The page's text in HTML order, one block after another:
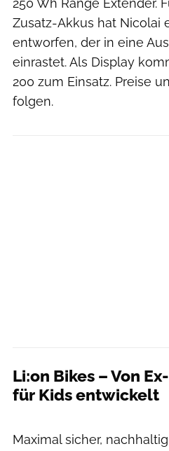
250 Wh Range Extender.
Zusatz-Akkus hat Nicolai
entworfen, der in eine
einrastet. Als Display
200 zum Einsatz. Preise
folgen.
Li:on Bikes – Von
für Kids entwickelt
Maximal sicher,